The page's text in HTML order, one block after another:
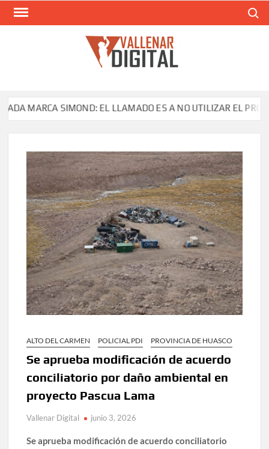
Saltar
SIMOND: EL LLAMADO ES A NO UTILIZAR EL PRODUCTO
ALTO DEL CARMEN POLICIAL PDI PROVINCIA DE HUASCO
Se aprueba modificación de acuerdo
conciliatorio por daño ambiental en
proyecto Pascua Lama
Vallenar Digital junio 3, 2026
Se aprueba modificación de acuerdo conciliatorio